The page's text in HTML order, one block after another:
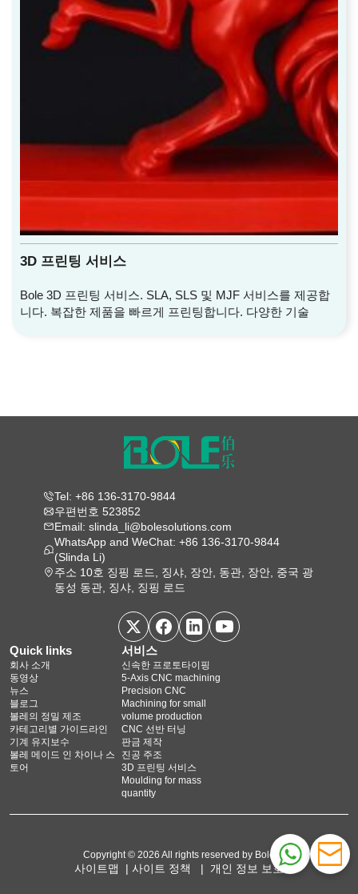
3D 프린팅 서비스
Bole 3D 프린팅 서비스. SLA, SLS 및 MJF 서비스를 제공합
니다. 복잡한 제품을 빠르게 프린팅합니다. 다양한 기술
Tel: +86 136-3170-9844
우편번호 523852
Email: slinda_li@bolesolutions.com
WhatsApp and WeChat: +86 136-3170-9844
(Slinda Li)
주소 10호 징핑 로드, 징샤, 장안, 동관, 장안, 중국 광
동성 동관, 징샤, 징핑 로드
Quick links
회사 소개
동영상
뉴스
블로그
볼레의 정밀 제조
카테고리별 가이드라인
기계 유지보수
볼레 메이드 인 차이나 스
토어
서비스
신속한 프로토타이핑
5‑Axis CNC machining
Precision CNC
Machining for small
volume production
CNC 선반 터닝
판금 제작
진공 주조
3D 프린팅 서비스
Moulding for mass
quantity
Copyright © 2026 All rights reserved by Bole
사이트맵 | 사이트 정책 | 개인 정보 보호